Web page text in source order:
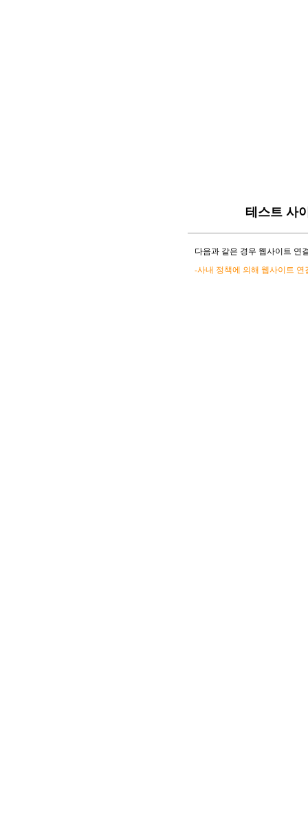
테스트 사
다음과 같은 경우 웹사이트 연
-사내 정책에 의해 웹사이트